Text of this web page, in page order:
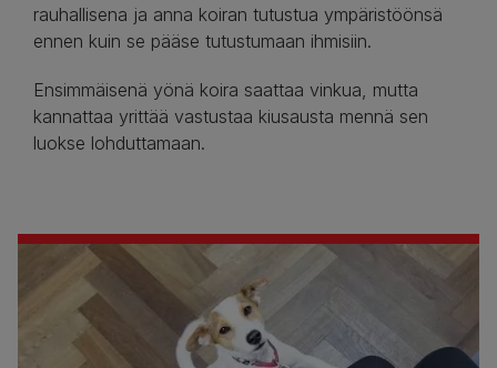
rauhallisena ja anna koiran tutustua ympäristöönsä
ennen kuin se pääse tutustumaan ihmisiin.
Ensimmäisenä yönä koira saattaa vinkua, mutta
kannattaa yrittää vastustaa kiusausta mennä sen
luokse lohduttamaan.